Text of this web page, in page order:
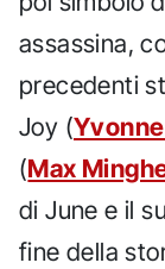
assassina,
precedenti
Joy (
(Max
di June e il
fine della